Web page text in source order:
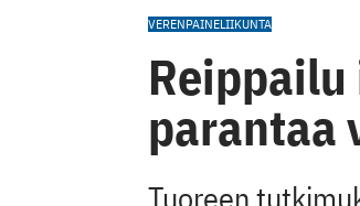
VERENPAINELIIKUNTA
parantaa
Tuoreen